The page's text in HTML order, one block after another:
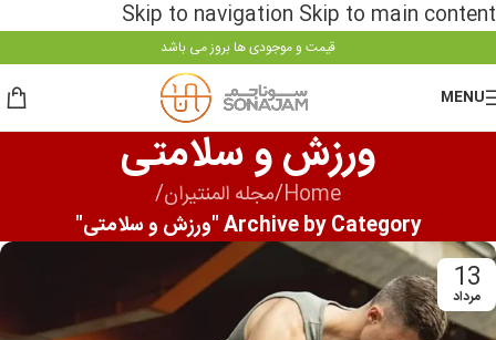
Skip to navigation Skip to main content
قیمت و موجودی ها بروز می باشد
MENU
ورزش و سلامتی
Home
/مجله المنتیران/
Archive by Category "ورزش و سلامتی"
13
مرداد